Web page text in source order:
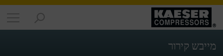
מוצרים
סקירה
מייבש קירור